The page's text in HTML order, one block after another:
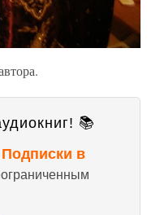
📚
в